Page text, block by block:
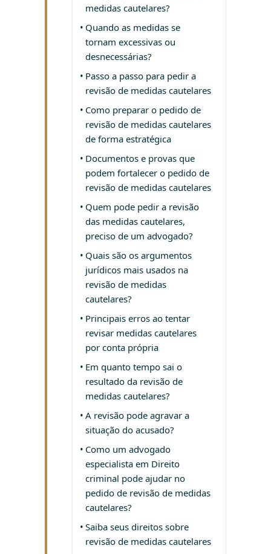
medidas cautelares?
Quando as medidas se
tornam excessivas ou
desnecessárias?
Passo a passo para pedir a
revisão de medidas cautelares
Como preparar o pedido de
revisão de medidas cautelares
de forma estratégica
Documentos e provas que
podem fortalecer o pedido de
revisão de medidas cautelares
Quem pode pedir a revisão
das medidas cautelares,
preciso de um advogado?
Quais são os argumentos
jurídicos mais usados na
revisão de medidas
cautelares?
Principais erros ao tentar
revisar medidas cautelares
por conta própria
Em quanto tempo sai o
resultado da revisão de
medidas cautelares?
A revisão pode agravar a
situação do acusado?
Como um advogado
especialista em Direito
criminal pode ajudar no
pedido de revisão de medidas
cautelares?
Saiba seus direitos sobre
revisão de medidas cautelares